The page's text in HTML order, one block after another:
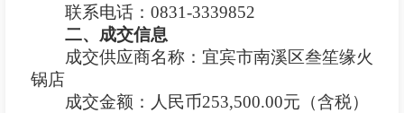
联系电话： 0831-3339852
二、 成交信息
成交供应商名称：宜宾市南溪区叁笙缘火
锅店
成交金额：人民币253,500.00元（含税）